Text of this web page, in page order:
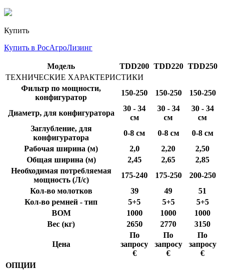
Купить
Купить в РосАгроЛизинг
Модель TDD200 TDD220 TDD250
ТЕХНИЧЕСКИЕ ХАРАКТЕРИСТИКИ
Фильтр по мощности,
конфигуратор
150-250 150-250 150-250
Диаметр, для конфигуратора
30 - 34
см
30 - 34
см
30 - 34
см
Заглубление, для
конфигуратора
0-8 см 0-8 см
0-8 см
Рабочая ширина (м)
2,0 2,20
2,50
Общая ширина (м)
2,45 2,65
2,85
Необходимая потребляемая
мощность (Л/с)
175-240 175-250
200-250
Кол-во молотков
39 49
51
Кол-во ремней - тип
5+5 5+5
5+5
ВОМ
1000 1000
1000
Вес (кг)
2650 2770 3150
Цена
По
запросу
€
По
запросу
€
По
запросу
€
ОПЦИИ